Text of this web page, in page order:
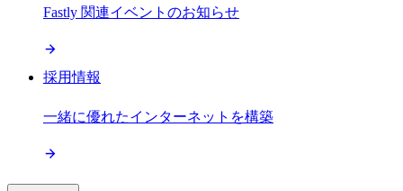
Fastly 関連イベントのお知らせ
採用情報
一緒に優れたインターネットを構築